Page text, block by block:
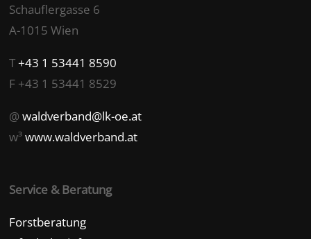
Schauflergasse 6
A-1015 Wien
T+43 1 53441 8590
F +43 1 53441 8529
@waldverband@lk-oe.at
w³www.waldverband.at
Service & Beratung
Forstberatung